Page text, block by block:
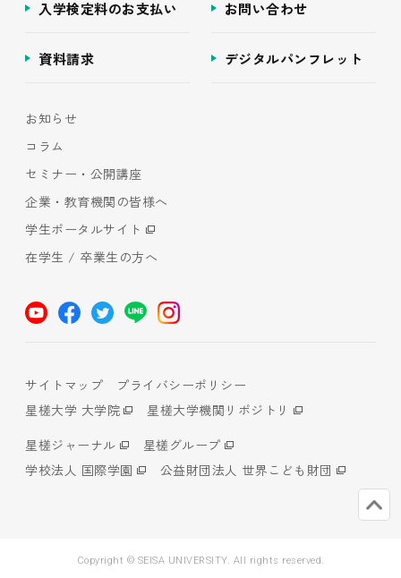
入学検定料のお支払い お問い合わせ
資料請求 デジタルパンフレット
お知らせ
コラム
セミナー・公開講座
企業・教育機関の皆様へ
学生ポータルサイト
在学生 / 卒業生の方へ
サイトマップ
プライバシーポリシー
星槎大学 大学院
星槎大学機関リポジトリ
星槎ジャーナル
星槎グループ
学校法人 国際学園
公益財団法人 世界こども財団
Copyright © SEISA UNIVERSITY. All rights reserved.